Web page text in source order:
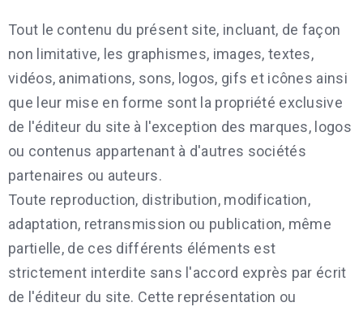
Tout le contenu du présent site, incluant, de façon
non limitative, les graphismes, images, textes,
vidéos, animations, sons, logos, gifs et icônes ainsi
que leur mise en forme sont la propriété exclusive
de l'éditeur du site à l'exception des marques, logos
ou contenus appartenant à d'autres sociétés
partenaires ou auteurs.
Toute reproduction, distribution, modification,
adaptation, retransmission ou publication, même
partielle, de ces différents éléments est
strictement interdite sans l'accord exprès par écrit
de l'éditeur du site. Cette représentation ou